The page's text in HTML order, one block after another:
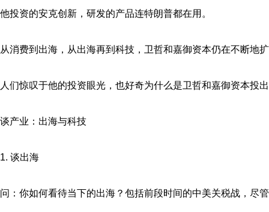
他投资的安克创新，研发的产品连特朗普都在用。
从消费到出海，从出海再到科技，卫哲和嘉御资本仍在不断地
人们惊叹于他的投资眼光，也好奇为什么是卫哲和嘉御资本投
谈产业： 出海与科技
1. 谈出海
问：你如何看待当下的出海？包括前段时间的中美关税战，尽